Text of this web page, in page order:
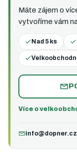
Máte zájem o
vytvoříme vám
Nad 5 ks
Více o
info@dopner.cz